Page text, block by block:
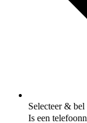
Selecteer &
Is een